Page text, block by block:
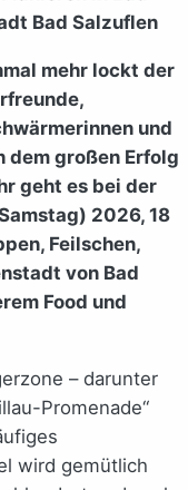
Bad Salzuflen
mehr lockt der
und
dem großen Erfolg
geht es bei der
2026, 18
Feilschen,
von Bad
Food und
– darunter
Promenade“
wird gemütlich